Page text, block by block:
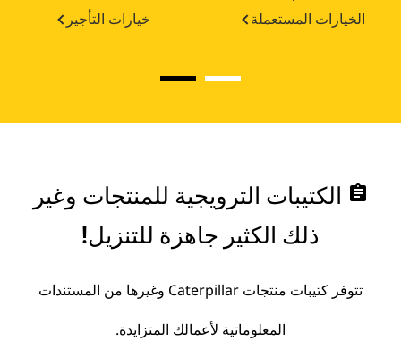
خيارات التأجير الخيارات المستعملة
assignment الكتيبات الترويجية للمنتجات وغير
ذلك الكثير جاهزة للتنزيل!
تتوفر كتيبات منتجات Caterpillar وغيرها من المستندات
المعلوماتية لأعمالك المتزايدة.